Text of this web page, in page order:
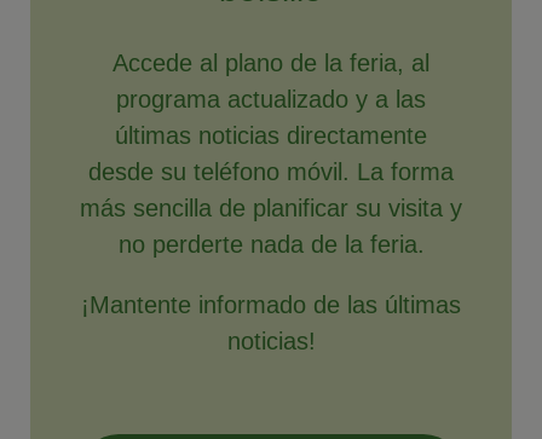
Accede al plano de la feria, al
programa actualizado y a las
últimas noticias directamente
desde su teléfono móvil. La forma
más sencilla de planificar su visita y
no perderte nada de la feria.
¡Mantente informado de las últimas
noticias!